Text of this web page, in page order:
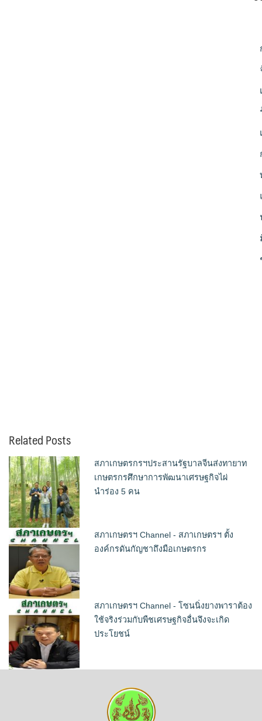
Related Posts
สภาเกษตรกรฯประสานรัฐบาลจีนส่งทายาท
เกษตรกรศึกษาการพัฒนาเศรษฐกิจไผ่
นำร่อง 5 คน
สภาเกษตรฯ Channel - สภาเกษตรฯ ตั้ง
องค์กรดันกัญชาถึงมือเกษตรกร
สภาเกษตรฯ Channel - โซนนิ่งยางพาราต้อง
ใช้จริงร่วมกับพืชเศรษฐกิจอื่นจึงจะเกิด
ประโยชน์